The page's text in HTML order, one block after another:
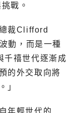
戰。
裁Clifford
動，而是一種
千禧世代逐漸成
的外交取向將
」
年輕世代的